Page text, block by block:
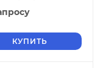
ГОСТ 26020-
КУПИТЬ